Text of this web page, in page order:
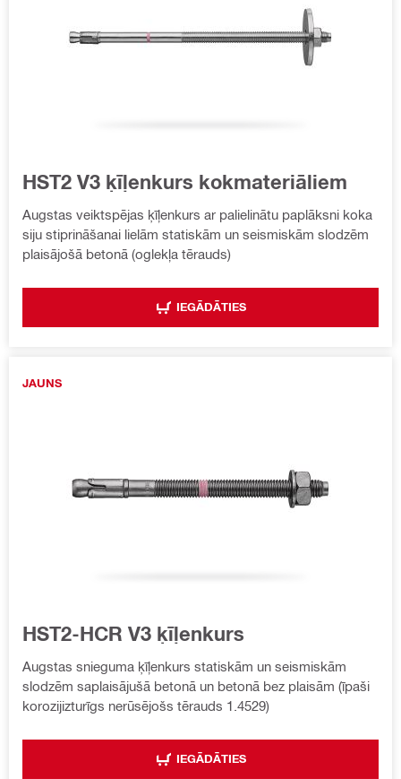
HST2 V3 ķīļenkurs kokmateriāliem
Augstas veiktspējas ķīļenkurs ar palielinātu paplāksni koka
siju stiprināšanai lielām statiskām un seismiskām slodzēm
plaisājošā betonā (oglekļa tērauds)
IEGĀDĀTIES
JAUNS
HST2-HCR V3 ķīļenkurs
Augstas snieguma ķīļenkurs statiskām un seismiskām
slodzēm saplaisājušā betonā un betonā bez plaisām (īpaši
korozijizturīgs nerūsējošs tērauds 1.4529)
IEGĀDĀTIES